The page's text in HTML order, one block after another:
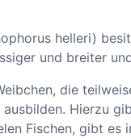
helleri)
und breiter
die
Hierzu
Fischen, gibt